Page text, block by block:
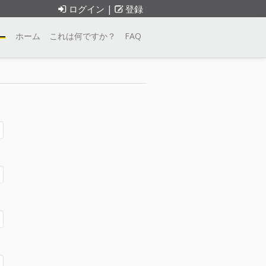
ログイン | 登録
ホーム これは何ですか？ FAQ